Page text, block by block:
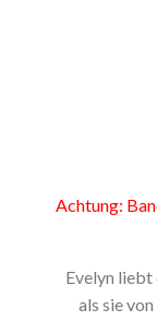
Achtung:
Evelyn liebt
als sie